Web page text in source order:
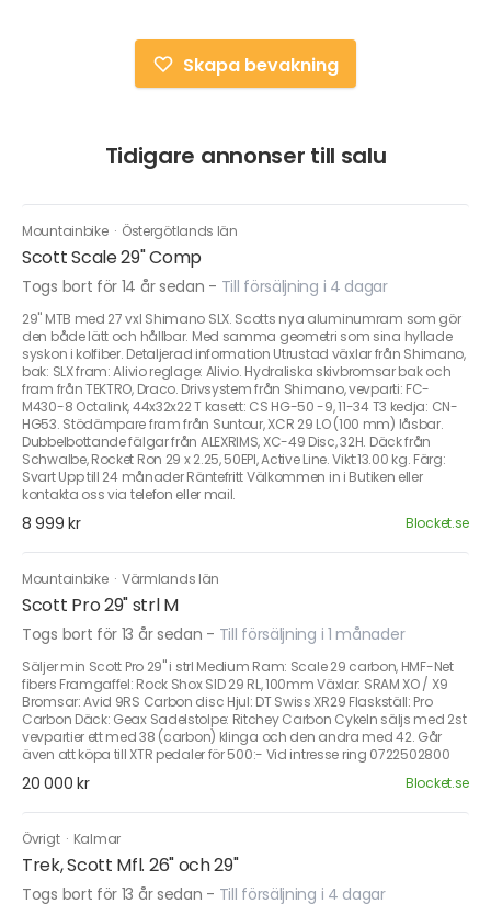
Skapa bevakning
Tidigare annonser till salu
Mountainbike · Östergötlands län
Scott Scale 29" Comp
Togs bort för 14 år sedan - Till försäljning i 4 dagar
29" MTB med 27 vxl Shimano SLX. Scotts nya aluminumram som gör
den både lätt och hållbar. Med samma geometri som sina hyllade
syskon i kolfiber. Detaljerad information Utrustad växlar från Shimano,
bak: SLX fram: Alivio reglage: Alivio. Hydraliska skivbromsar bak och
fram från TEKTRO, Draco. Drivsystem från Shimano, vevparti: FC-
M430-8 Octalink, 44x32x22 T kasett: CS HG-50 -9, 11-34 T3 kedja: CN-
HG53. Stödämpare fram från Suntour, XCR 29 LO (100 mm) låsbar.
Dubbelbottande fälgar från ALEXRIMS, XC-49 Disc, 32H. Däck från
Schwalbe, Rocket Ron 29 x 2.25, 50EPI, Active Line. Vikt:13.00 kg. Färg:
Svart Upp till 24 månader Räntefritt Välkommen in i Butiken eller
kontakta oss via telefon eller mail.
8 999 kr Blocket.se
Mountainbike · Värmlands län
Scott Pro 29" strl M
Togs bort för 13 år sedan - Till försäljning i 1 månader
Säljer min Scott Pro 29" i strl Medium Ram: Scale 29 carbon, HMF-Net
fibers Framgaffel: Rock Shox SID 29 RL, 100mm Växlar: SRAM XO / X9
Bromsar: Avid 9RS Carbon disc Hjul: DT Swiss XR29 Flaskställ: Pro
Carbon Däck: Geax Sadelstolpe: Ritchey Carbon Cykeln säljs med 2st
vevpartier ett med 38 (carbon) klinga och den andra med 42. Går
även att köpa till XTR pedaler för 500:- Vid intresse ring 0722502800
20 000 kr Blocket.se
Övrigt · Kalmar
Trek, Scott Mfl. 26" och 29"
Togs bort för 13 år sedan - Till försäljning i 4 dagar